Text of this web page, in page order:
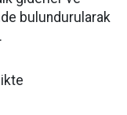
bulundurularak